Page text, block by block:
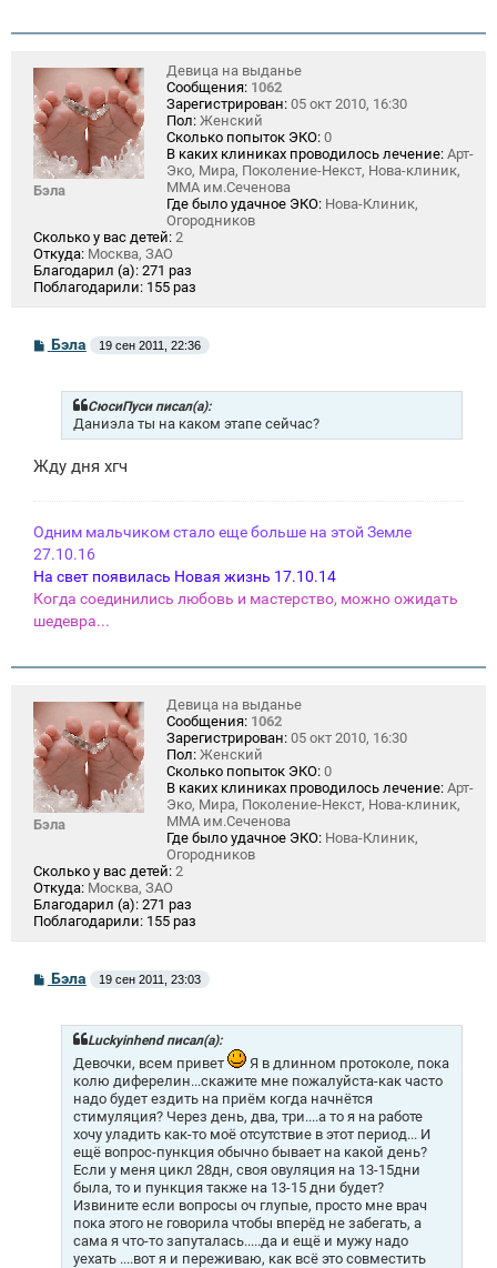
Бэла
Девица на выданье
Сообщения: 1062
Зарегистрирован: 05 окт 2010, 16:30
Пол: Женский
Сколько попыток ЭКО: 0
В каких клиниках проводилось лечение: Арт-
Эко, Мира, Поколение-Некст, Нова-клиник,
ММА им.Сеченова
Где было удачное ЭКО: Нова-Клиник,
Огородников
Сколько у вас детей: 2
Откуда: Москва, ЗАО
Благодарил (а): 271 раз
Поблагодарили: 155 раз
С
е
Бэла 19 сен 2011, 22:36
СюсиПуси писал(а):
Даниэла ты на каком этапе сейчас?
Жду дня хгч
Одним мальчиком стало еще больше на этой Земле
27.10.16
На свет появилась Новая жизнь 17.10.14
Когда соединились любовь и мастерство, можно ожидать
шедевра...
Бэла
Девица на выданье
Сообщения: 1062
Зарегистрирован: 05 окт 2010, 16:30
Пол: Женский
Сколько попыток ЭКО: 0
В каких клиниках проводилось лечение: Арт-
Эко, Мира, Поколение-Некст, Нова-клиник,
ММА им.Сеченова
Где было удачное ЭКО: Нова-Клиник,
Огородников
Сколько у вас детей: 2
Откуда: Москва, ЗАО
Благодарил (а): 271 раз
Поблагодарили: 155 раз
СБэла 19 сен 2011, 23:03
Luckyinhend писал(а):
Девочки, всем привет
Я в длинном протоколе, пока
колю диферелин...скажите мне пожалуйста-как часто
надо будет ездить на приём когда начнётся
стимуляция? Через день, два, три....а то я на работе
хочу уладить как-то моё отсутствие в этот период... И
ещё вопрос-пункция обычно бывает на какой день?
Если у меня цикл 28дн, своя овуляция на 13-15дни
была, то и пункция также на 13-15 дни будет?
Извините если вопросы оч глупые, просто мне врач
пока этого не говорила чтобы вперёд не забегать, а
сама я что-то запуталась.....да и ещё и мужу надо
уехать ....вот я и переживаю, как всё это совместить